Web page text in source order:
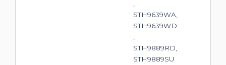
STH9639WA,
STH9639WD
STH9889RD,
STH9889SU